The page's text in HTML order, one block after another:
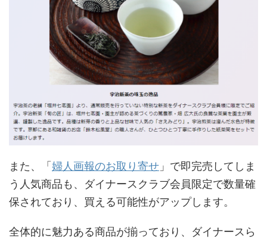
また、「 婦人画報のお取り寄せ 」で即完売してしま
う人気商品も、ダイナースクラブ会員限定で数量確
保されており、買える可能性がアップします。
全体的に魅力ある商品が揃っており、ダイナースら